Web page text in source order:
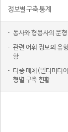
정보별 구축 통계
동사와 형용사의 문
관련 어휘 정보의 유
황
다중 매체(멀티미디
형별 구축 현황